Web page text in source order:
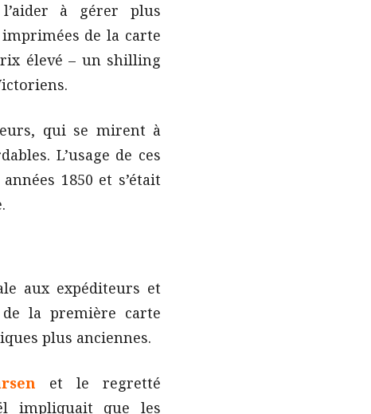
à gérer plus
de la carte
élevé – un shilling
qui se mirent à
L’usage de ces
1850 et s’était
aux expéditeurs et
de la première carte
plus anciennes.
et le regretté
impliquait que les